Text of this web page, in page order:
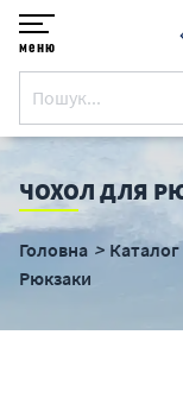
меню
ЧОХОЛ ДЛЯ
Головна Каталог
Рюкзаки